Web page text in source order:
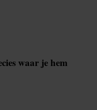
waar je hem